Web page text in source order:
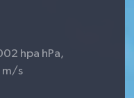
hpa hPa,
m/s